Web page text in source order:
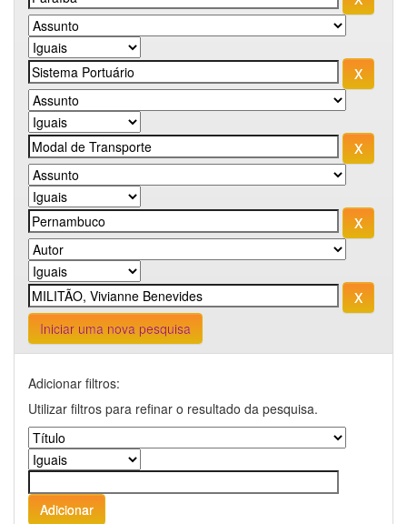
Iniciar uma nova pesquisa
Adicionar filtros:
Utilizar filtros para refinar o resultado da pesquisa.